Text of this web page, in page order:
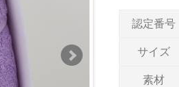
認定番号
サイズ
素材